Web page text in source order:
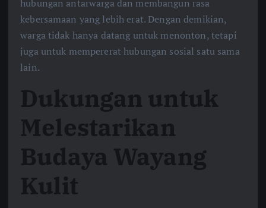
hubungan antarwarga dan membangun rasa
kebersamaan yang lebih erat. Dengan demikian,
warga tidak hanya datang untuk menonton, tetapi
juga untuk mempererat hubungan sosial satu sama
lain.
Dukungan untuk
Melestarikan
Budaya Wayang
Kulit